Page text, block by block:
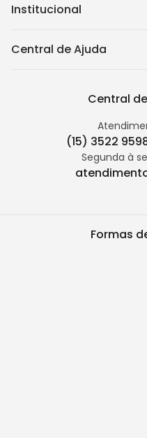
Institucional
Central de Ajuda
Central
(15) 3522
Segunda à
Formas